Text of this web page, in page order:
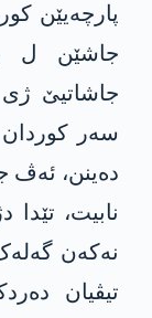
پارچەیێن
جاشێن ل
جاشاتیێ ژی
سەر
دەینن، ئەڤ
نابیت،
نەکەن
تیڤیان